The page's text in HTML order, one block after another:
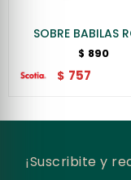
SOBRE BABILAS
$ 890
$ 757
¡Suscribite y